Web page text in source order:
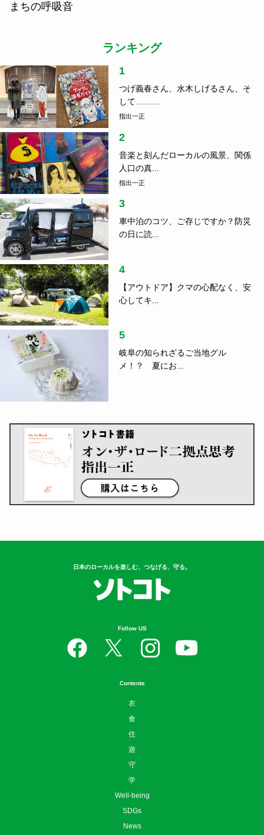
まちの呼吸音
ランキング
1
つげ義春さん、水木しげるさん、そ
して……...
指出一正
2
音楽と刻んだローカルの風景、関係
人口の真...
指出一正
3
車中泊のコツ、ご存じですか？防災
の日に読...
4
【アウトドア】クマの心配なく、安
心してキ...
5
岐阜の知られざるご当地グル
メ！？ 夏にお...
日本のローカルを楽しむ、つなげる、守る。
Follow US
Contents
衣
食
住
遊
守
学
Well-being
SDGs
News